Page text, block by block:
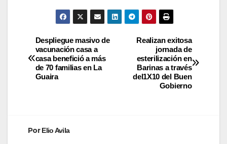
Realizan exitosa
jornada de
esterilización en
Barinas a través
del1X10 del Buen
Gobierno
Despliegue masivo de
vacunación casa a
casa benefició a más
de 70 familias en La
Guaira
PorElio Avila